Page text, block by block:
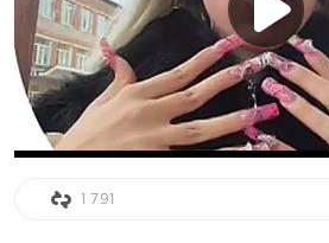
1 791